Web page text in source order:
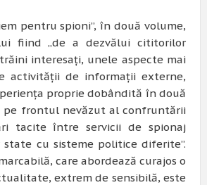
pentru spioni”, în două volume,
fiind „de a dezvălui cititorilor
interesaţi, unele aspecte mai
activităţii de informaţii externe,
proprie dobândită în două
pe frontul nevăzut al confruntării
tacite între servicii de spionaj
cu sisteme politice diferite”.
care abordează curajos o
extrem de sensibilă, este